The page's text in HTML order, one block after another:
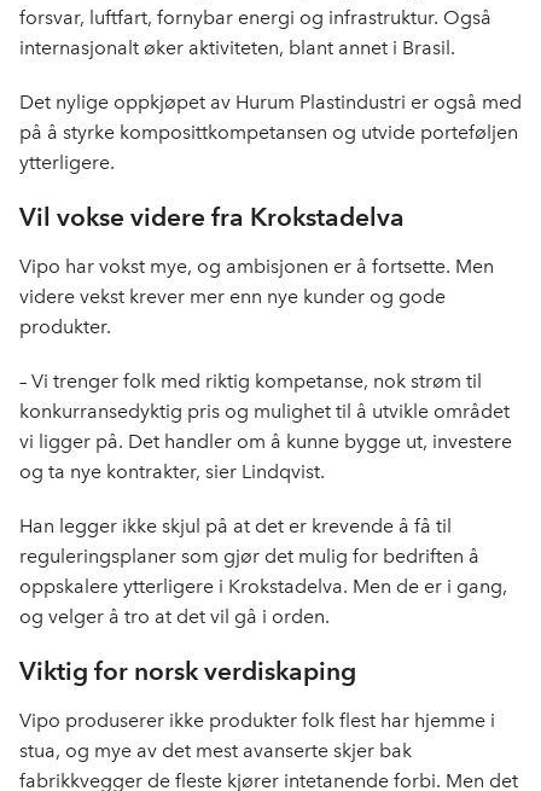
forsvar, luftfart, fornybar energi og infrastruktur. Også
internasjonalt øker aktiviteten, blant annet i Brasil.
Det nylige oppkjøpet av Hurum Plastindustri er også med
på å styrke komposittkompetansen og utvide porteføljen
ytterligere.
Vil vokse videre fra Krokstadelva
Vipo har vokst mye, og ambisjonen er å fortsette. Men
videre vekst krever mer enn nye kunder og gode
produkter.
– Vi trenger folk med riktig kompetanse, nok strøm til
konkurransedyktig pris og mulighet til å utvikle området
vi ligger på. Det handler om å kunne bygge ut, investere
og ta nye kontrakter, sier Lindqvist.
Han legger ikke skjul på at det er krevende å få til
reguleringsplaner som gjør det mulig for bedriften å
oppskalere ytterligere i Krokstadelva. Men de er i gang,
og velger å tro at det vil gå i orden.
Viktig for norsk verdiskaping
Vipo produserer ikke produkter folk flest har hjemme i
stua, og mye av det mest avanserte skjer bak
fabrikkvegger de fleste kjører intetanende forbi. Men det